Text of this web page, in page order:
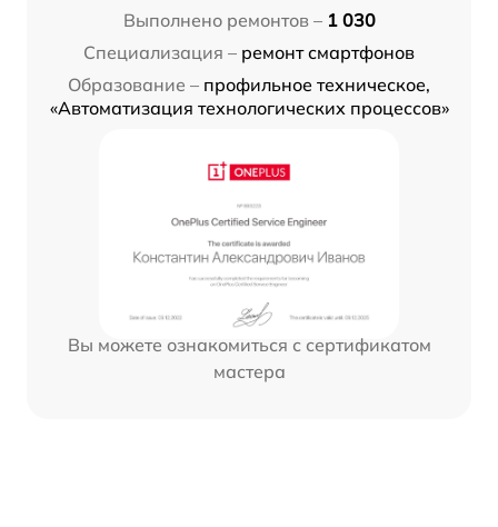
Выполнено ремонтов – 1 030
Специализация – ремонт смартфонов
Образование – профильное техническое,
«Автоматизация технологических процессов»
Вы можете ознакомиться с сертификатом
мастера